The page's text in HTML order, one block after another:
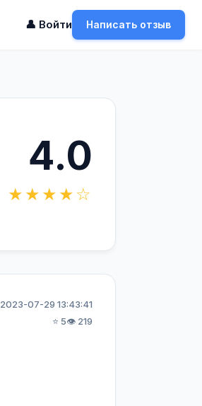
👤 Войти Написать отзыв
4.0
★★★★☆
2023-07-29 13:43:41
⭐ 5👁️ 219